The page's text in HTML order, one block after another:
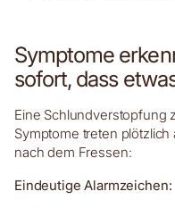
Symptome
sofort, dass
Eine Schlundverstopfung
Symptome treten
nach dem Fressen:
Eindeutige Alarmzeichen: